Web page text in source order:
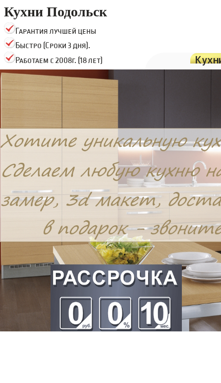
Кухни Подольск
Гарантия лучшей цены
Быстро (Сроки 3 дня).
Работаем с 2008г. (18 лет)